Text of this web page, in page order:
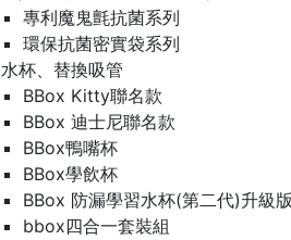
專利魔鬼氈抗菌系列
環保抗菌密實袋系列
水杯、替換吸管
BBox Kitty聯名款
BBox 迪士尼聯名款
BBox鴨嘴杯
BBox學飲杯
BBox 防漏學習水杯(第二代)升級版
bbox四合一套裝組